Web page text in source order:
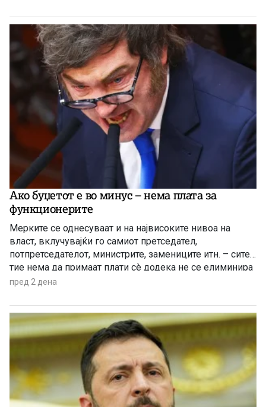
Ако буџетот е во минус – нема плата за
функционерите
Мерките се однесуваат и на највисоките нивоа на
власт, вклучувајќи го самиот претседател,
потпретседателот, министрите, замениците итн. – сите
тие нема да примаат плати сè додека не се елиминира
буџетскиот дефицит
пред 2 дена